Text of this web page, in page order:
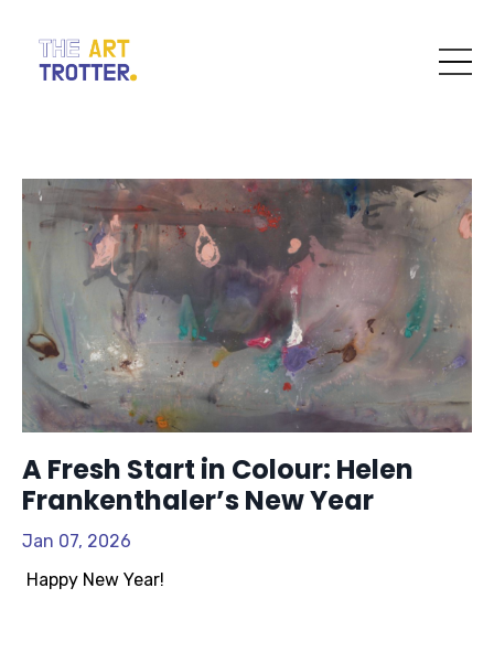
A Fresh Start in Colour: Helen
Frankenthaler’s New Year
Jan 07, 2026
Happy New Year!